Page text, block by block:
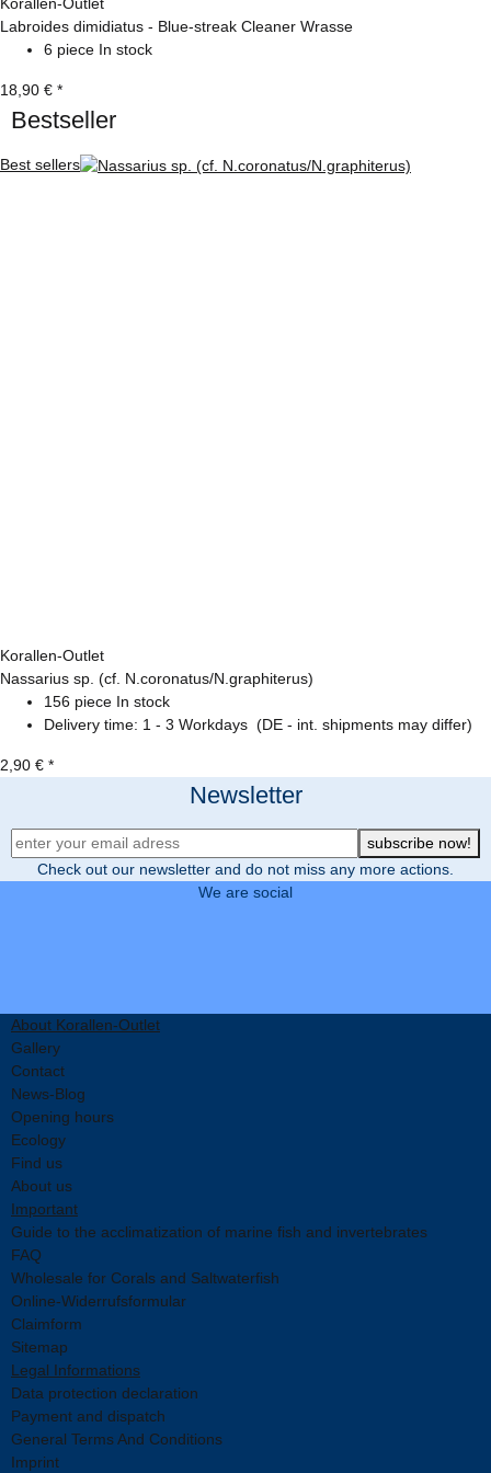
Labroides dimidiatus - Blue-streak Cleaner Wrasse
6 piece In stock
18,90 € *
Bestseller
Best sellers
Korallen-Outlet
Nassarius sp. (cf. N.coronatus/N.graphiterus)
156 piece In stock
Delivery time: 1 - 3 Workdays (DE - int. shipments may differ)
2,90 € *
Newsletter
Newsletter Registration
subscribe now!
Check out our newsletter and do not miss any more actions.
We are social
About Korallen-Outlet
Gallery
Contact
News-Blog
Opening hours
Ecology
Find us
About us
Important
Guide to the acclimatization of marine fish and invertebrates
FAQ
Wholesale for Corals and Saltwaterfish
Online-Widerrufsformular
Claimform
Sitemap
Legal Informations
Data protection declaration
Payment and dispatch
General Terms And Conditions
Imprint